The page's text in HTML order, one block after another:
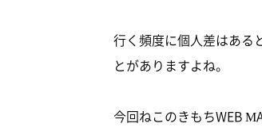
行く頻度に個人差はある
とがありますよね。
今回ねこのきもちWEB